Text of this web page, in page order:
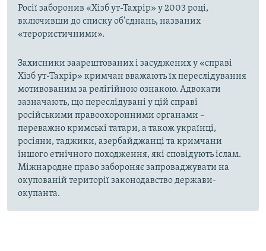
Росії заборонив «Хізб ут-Тахрір» у 2003 році,
включивши до списку об'єднань, названих
«терористичними».
Захисники заарештованих і засуджених у «справі
Хізб ут-Тахрір» кримчан вважають їх переслідування
мотивованим за релігійною ознакою. Адвокати
зазначають, що переслідувані у цій справі
російськими правоохоронними органами –
переважно кримські татари, а також українці,
росіяни, таджики, азербайджанці та кримчани
іншого етнічного походження, які сповідують іслам.
Міжнародне право забороняє запроваджувати на
окупованій території законодавство держави-
окупанта.